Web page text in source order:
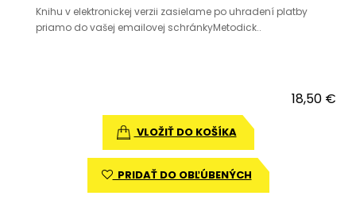
Knihu v elektronickej verzii zasielame po uhradení platby
priamo do vašej emailovej schránkyMetodick..
18,50 €
VLOŽIŤ DO KOŠÍKA
PRIDAŤ DO OBĽÚBENÝCH